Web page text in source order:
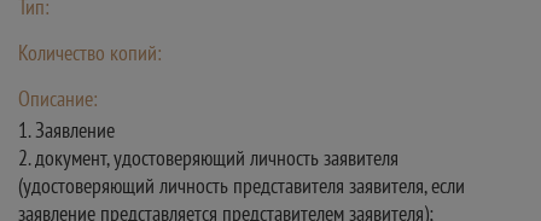
Тип:
Количество копий:
Описание:
1. Заявление
2. документ, удостоверяющий личность заявителя
(удостоверяющий личность представителя заявителя, если
заявление представляется представителем заявителя);